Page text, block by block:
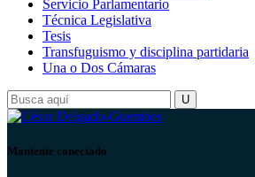
Servicio Parlamentario
Técnica Legislativa
Tesis
Transfuguismo y disciplina partidaria
Una o Dos Cámaras
Mantente conectado